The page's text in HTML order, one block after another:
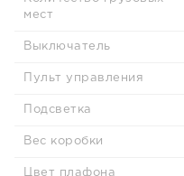
мест
Выключатель
Пульт управления
Подсветка
Вес коробки
Цвет плафона